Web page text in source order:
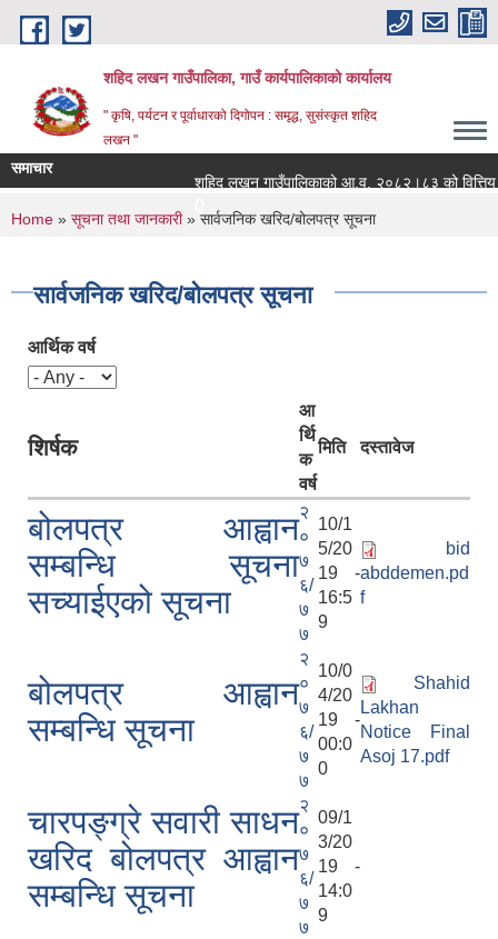
Skip to main content
शहिद लखन गाउँपालिका, गाउँ कार्यपालिकाको कार्यालय
" कृषि, पर्यटन र पूर्वाधारको दिगोपन : समृद्ध, सुसंस्कृत शहिद
लखन "
समाचार
शहिद लखन गाउँपालिकाको आ.व. २०८२।८३ को वित्तिय
You are here
Home » सूचना तथा जानकारी» सार्वजनिक खरिद/बोलपत्र सूचना
सार्वजनिक खरिद/बोलपत्र सूचना
आर्थिक वर्ष
शिर्षक
आ
र्थि
क
वर्ष
मिति दस्तावेज
बोलपत्र आह्वान
सम्बन्धि सूचना
सच्याईएको सूचना
२
०
७
६/
७
७
10/1
5/20
19 -
16:5
9
bid
abddemen.pd
f
बोलपत्र आह्वान
सम्बन्धि सूचना
२
०
७
६/
७
७
10/0
4/20
19 -
00:0
0
Shahid
Lakhan
Notice Final
Asoj 17.pdf
चारपङ्ग्रे सवारी साधन
खरिद बोलपत्र आह्वान
सम्बन्धि सूचना
२
०
७
६/
७
७
09/1
3/20
19 -
14:0
9